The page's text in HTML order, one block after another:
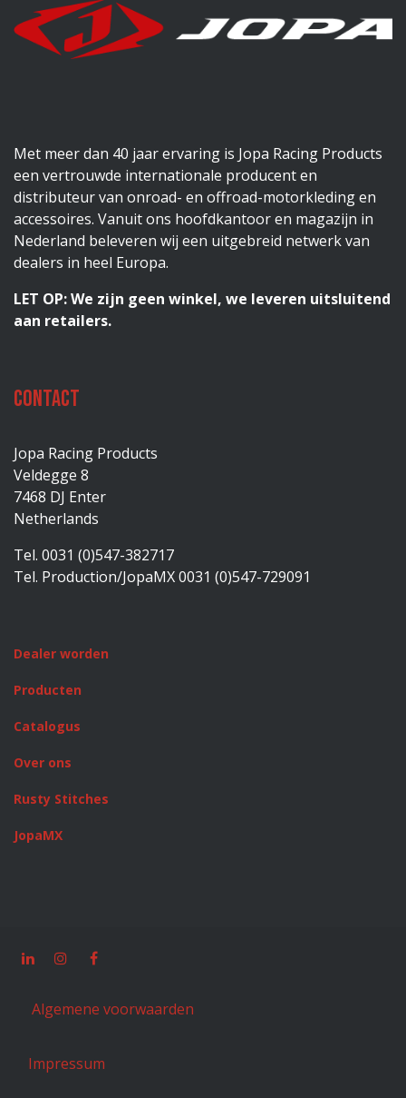
Met meer dan 40 jaar ervaring is Jopa Racing Products
een vertrouwde internationale producent en
distributeur van onroad- en offroad-motorkleding en
accessoires. Vanuit ons hoofdkantoor en magazijn in
Nederland beleveren wij een uitgebreid netwerk van
dealers in heel Europa.
LET OP: We zijn geen winkel, we leveren uitsluitend
aan retailers.
Contact
Jopa Racing Products
Veldegge 8
7468 DJ Enter
Netherlands
Tel. 0031 (0)547-382717
Tel. Production/JopaMX 0031 (0)547-729091
Dealer worden
Producten
Catalogus
Over ons
Rusty Stitches
JopaMX
Algemene voorwaarden
Impressum